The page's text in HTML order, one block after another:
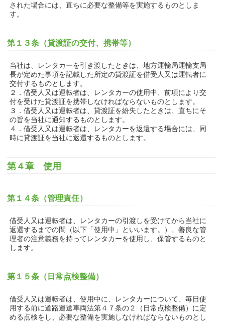
された場合には、直ちに必要な整備等を実施するものとしま
す。
第１３条（貸渡証の交付、携帯等）
当社は、レンタカーを引き渡したときは、地方運輸局運輸支局
長が定めた事項を記載した所定の貸渡証を借受人又は運転者に
交付するものとします。
２．借受人又は運転者は、レンタカーの使用中、前項により交
付を受けた貸渡証を携帯しなければならないものとします。
３．借受人又は運転者は、貸渡証を紛失したときは、直ちにそ
の旨を当社に通知するものとします。
４．借受人又は運転者は、レンタカーを返還する場合には、同
時に貸渡証を当社に返還するものとします。
第４章 使用
第１４条（管理責任）
借受人又は運転者は、レンタカーの引渡しを受けてから当社に
返還するまでの間（以下「使用中」といいます。）、善良な管
理者の注意義務を持ってレンタカーを使用し、保管するものと
します。
第１５条（日常点検整備）
借受人又は運転者は、使用中に、レンタカーについて、毎日使
用する前に道路運送車両法第４７条の２（日常点検整備）に定
める点検をし、必要な整備を実施しなければならないものとし